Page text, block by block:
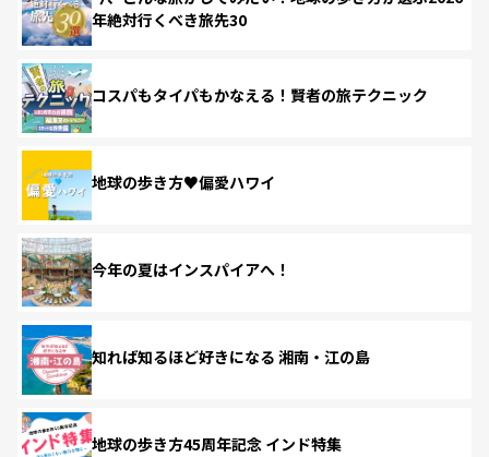
年絶対行くべき旅先30
コスパもタイパもかなえる！賢者の旅テクニック
地球の歩き方♥偏愛ハワイ
今年の夏はインスパイアへ！
知れば知るほど好きになる 湘南・江の島
地球の歩き方45周年記念 インド特集